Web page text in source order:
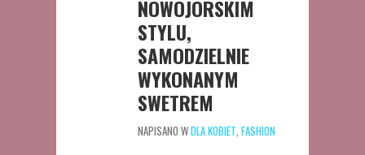
NOWOJORSKIM
STYLU,
SAMODZIELNIE
WYKONANYM
SWETREM
NAPISANO WDLA KOBIET, FASHION